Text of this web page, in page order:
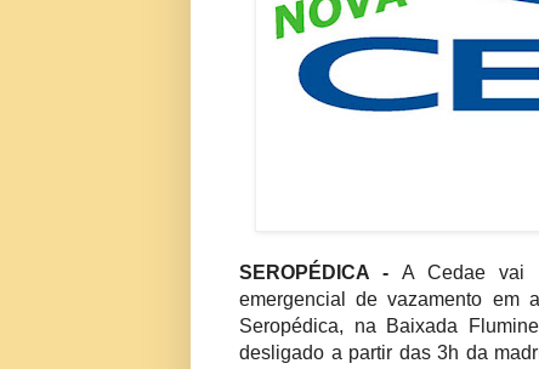
SEROPÉDICA - A Cedae vai
emergencial de vazamento em
Seropédica, na Baixada
desligado a partir das 3h da